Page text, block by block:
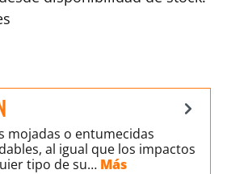
mojadas o entumecidas
al igual que los impactos
tipo de su… Más